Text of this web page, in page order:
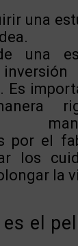
una
una
Es
por el
los
la
es el